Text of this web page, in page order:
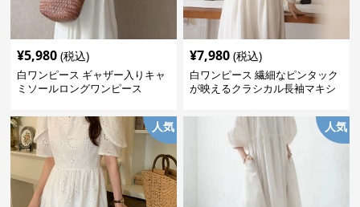
¥5,980 (税込)
白ワンピース ギャザー入りキャ
ミソールロングワンピース
¥7,980 (税込)
白ワンピース 繊細なピンタック
が映えるクラシカル長袖マキシ
人気 人気